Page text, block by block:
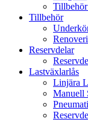
Tillbehör
Reservdelar
Lastväxlarlås
Linjära
Manuell